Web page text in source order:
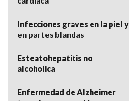
Infecciones graves en la piel y
en partes blandas
Esteatohepatitis no
alcoholica
Enfermedad de Alzheimer